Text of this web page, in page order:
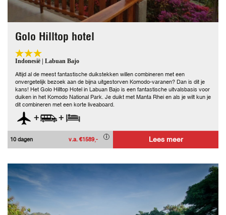
Golo Hilltop hotel
Indonesië | Labuan Bajo
Altijd al de meest fantastische duikstekken willen combineren met een
onvergetelijk bezoek aan de bijna uitgestorven Komodo-varanen? Dan is dit je
kans! Het Golo Hilltop Hotel in Labuan Bajo is een fantastische uitvalsbasis voor
duiken in het Komodo National Park. Je duikt met Manta Rhei en als je wilt kun je
dit combineren met een korte liveaboard.
+ +
10 dagen v.a. €1589,- Lees meer